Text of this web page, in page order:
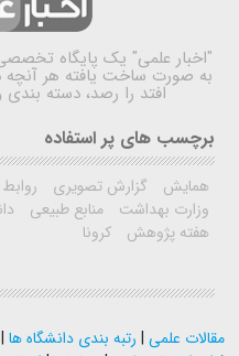
"اخبار علمی" یک پایگاه
به صورت ساخت یافته هر آنچه
افتد را رصد، دسته بندی
برچسب های پر استفاده
همایش گزارش تصویری
وزارت بهداشت
منابع طبیعی
هفته پژوهش
کرونا
مقالات علمی | رتبه بندی دانشگاه ها |